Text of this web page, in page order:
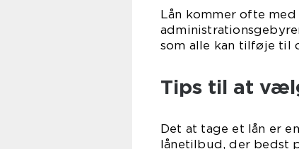
Lån kommer ofte
som alle kan tilføje til
Tips til at
Det at tage et lån er
lånetilbud, der bedst